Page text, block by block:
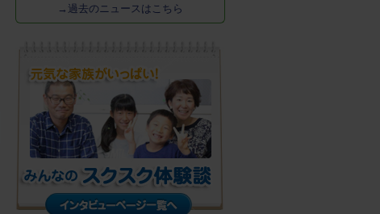
→過去のニュースはこちら